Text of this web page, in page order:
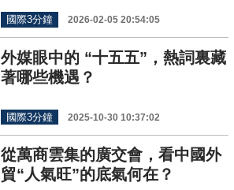
國際3分鐘 2026-02-05 20:54:05
外媒眼中的 “十五五”，熱詞裏藏
著哪些機遇？
國際3分鐘 2025-10-30 10:37:02
從萬商雲集的廣交會，看中國外
貿“人氣旺”的底氣何在？